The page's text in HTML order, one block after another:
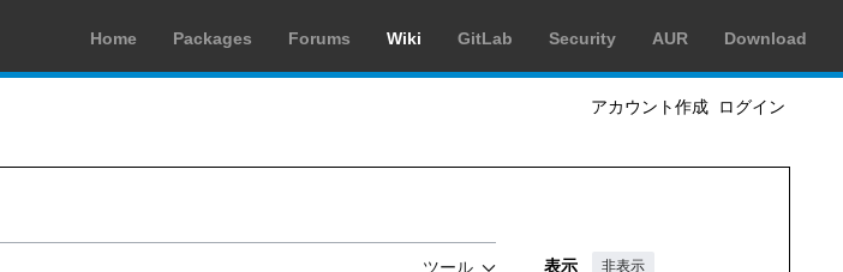
Home Packages Forums Wiki GitLab Security AUR Download
アカウント作成 ログイン
ツール 表示 非表示